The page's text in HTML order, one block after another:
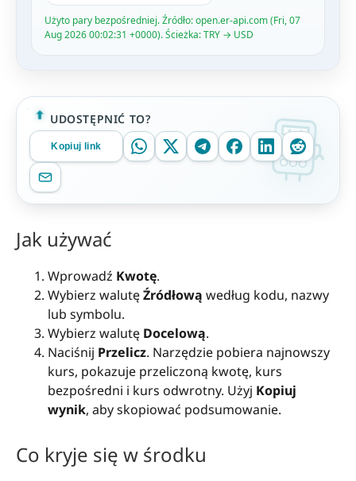
Użyto pary bezpośredniej. Źródło: open.er-api.com (Fri, 07
Aug 2026 00:02:31 +0000). Ścieżka: TRY → USD
UDOSTĘPNIĆ TO?
Kopiuj link
Jak używać
Wprowadź Kwotę.
Wybierz walutęŹródłową według kodu, nazwy
lub symbolu.
Wybierz walutę Docelową.
Naciśnij Przelicz. Narzędzie pobiera najnowszy
kurs, pokazuje przeliczoną kwotę, kurs
bezpośredni i kurs odwrotny. Użyj Kopiuj
wynik, aby skopiować podsumowanie.
Co kryje się w środku